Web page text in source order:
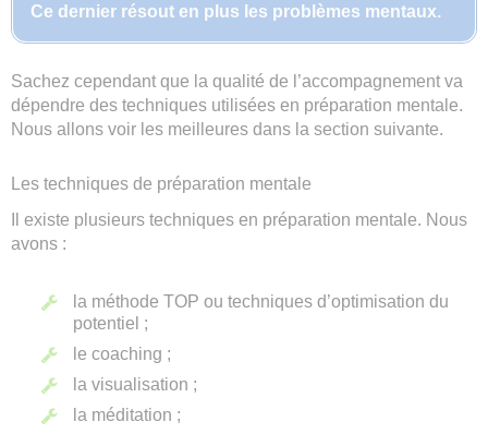
Ce dernier résout en plus les problèmes mentaux.
Sachez cependant que la qualité de l’accompagnement va
dépendre des techniques utilisées en préparation mentale.
Nous allons voir les meilleures dans la section suivante.
Les techniques de préparation mentale
Il existe plusieurs techniques en préparation mentale. Nous
avons :
la méthode TOP ou techniques d’optimisation du
potentiel ;
le coaching ;
la visualisation ;
la méditation ;